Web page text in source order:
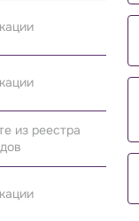
из реестра